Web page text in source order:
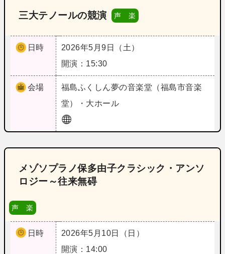
三大テノールの競演 声 楽
日時
2026年5月9日（土）
開演：15:30
会場 福島ふくしん夢の音楽堂（福島市音楽
堂）・大ホール
メゾソプラノ保多由子クラシック・アンソ
ロジー～往来無碍
声 楽
日時
2026年5月10日（日）
開演：14:00